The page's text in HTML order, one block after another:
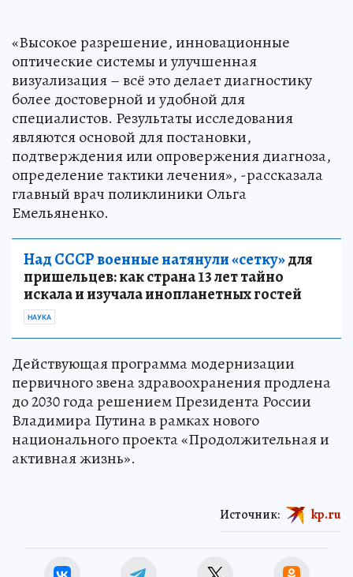
«Высокое разрешение, инновационные
оптические системы и улучшенная
визуализация – всё это делает диагностику
более достоверной и удобной для
специалистов. Результаты исследования
являются основой для постановки,
подтверждения или опровержения диагноза,
определение тактики лечения», -рассказала
главный врач поликлиники Ольга
Емельяненко.
Над СССР военные натянули «сетку»для
пришельцев: как страна 13 лет тайно
искала и изучала инопланетных гостей
НАУКА
Действующая программа модернизации
первичного звена здравоохранения продлена
до 2030 года решением Президента России
Владимира Путина в рамках нового
национального проекта «Продолжительная и
активная жизнь».
Источник: kp.ru